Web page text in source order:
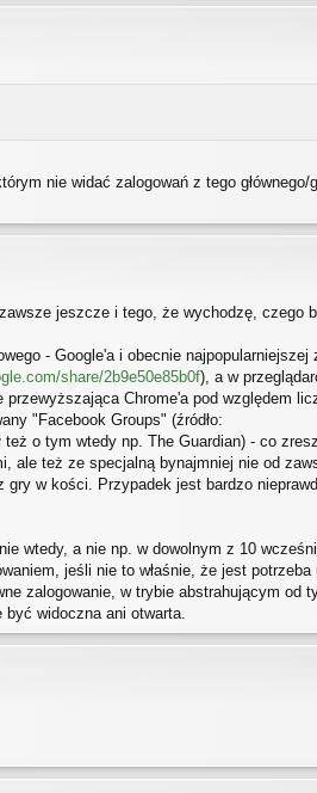
nie widać zalogowań z tego głównego/
jeszcze i tego, że wychodzę, czego
- Google'a i obecnie najpopularniejszej
share/2b9e50e85b0f), a w
Chrome'a pod względem
"Facebook Groups" (źródło:
też o tym wtedy np. The Guardian) - co
ale też ze specjalną bynajmniej nie od
w kości. Przypadek jest bardzo
wtedy, a nie np. w dowolnym z 10
jeśli nie to właśnie, że jest potrzeba
zalogowanie, w trybie abstrahującym od
widoczna ani otwarta.